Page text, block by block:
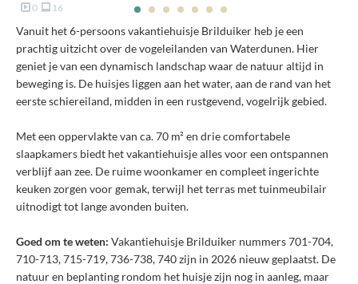
0 16
Vanuit het 6-persoons vakantiehuisje Brilduiker heb je een
prachtig uitzicht over de vogeleilanden van Waterdunen. Hier
geniet je van een dynamisch landschap waar de natuur altijd in
beweging is. De huisjes liggen aan het water, aan de rand van het
eerste schiereiland, midden in een rustgevend, vogelrijk gebied.
Met een oppervlakte van ca. 70 m² en drie comfortabele
slaapkamers biedt het vakantiehuisje alles voor een ontspannen
verblijf aan zee. De ruime woonkamer en compleet ingerichte
keuken zorgen voor gemak, terwijl het terras met tuinmeubilair
uitnodigt tot lange avonden buiten.
Goed om te weten: Vakantiehuisje Brilduiker nummers 701-704,
710-713, 715-719, 736-738, 740 zijn in 2026 nieuw geplaatst. De
natuur en beplanting rondom het huisje zijn nog in aanleg, maar